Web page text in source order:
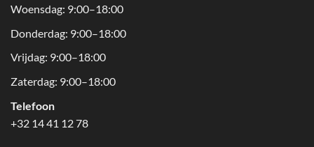
Woensdag: 9:00–18:00
Donderdag: 9:00–18:00
Vrijdag: 9:00–18:00
Zaterdag: 9:00–18:00
Telefoon
+32 14 41 12 78